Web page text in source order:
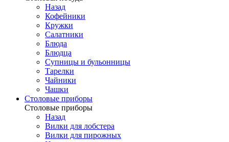
Назад
Кофейники
Кружки
Салатники
Блюда
Блюдца
Супницы и бульонницы
Тарелки
Чайники
Чашки
Cтоловые приборы
Cтоловые приборы
Назад
Вилки для лобстера
Вилки для пирожных